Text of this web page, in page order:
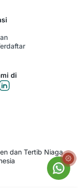
di
dan Tertib Niaga